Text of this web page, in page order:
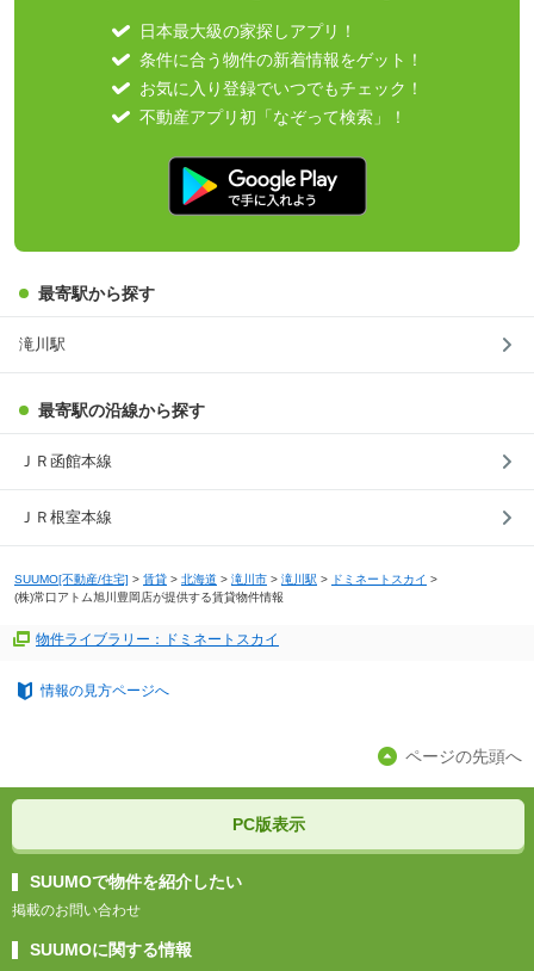
日本最大級の家探しアプリ！
条件に合う物件の新着情報をゲット！
お気に入り登録でいつでもチェック！
不動産アプリ初「なぞって検索」！
最寄駅から探す
滝川駅
最寄駅の沿線から探す
ＪＲ函館本線
ＪＲ根室本線
SUUMO[不動産/住宅] > 賃貸 > 北海道 > 滝川市 > 滝川駅 > ドミネートスカイ >
(株)常口アトム旭川豊岡店が提供する賃貸物件情報
物件ライブラリー：ドミネートスカイ
情報の見方ページへ
ページの先頭へ
PC版表示
SUUMOで物件を紹介したい
掲載のお問い合わせ
SUUMOに関する情報